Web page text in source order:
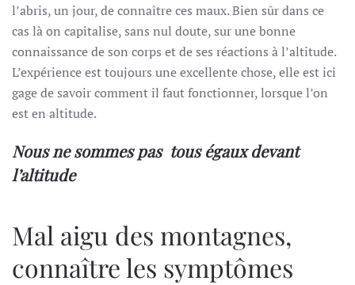
l’abris, un jour, de connaître ces maux. Bien sûr dans ce
cas là on capitalise, sans nul doute, sur une bonne
connaissance de son corps et de ses réactions à l’altitude.
L’expérience est toujours une excellente chose, elle est ici
gage de savoir comment il faut fonctionner, lorsque l’on
est en altitude.
Nous ne sommes pas tous égaux devant
l’altitude
Mal aigu des montagnes,
connaître les symptômes